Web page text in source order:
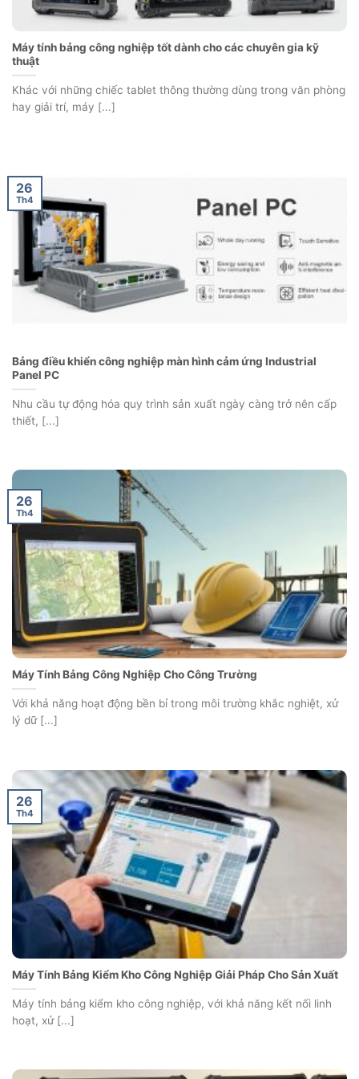
Máy tính bảng công nghiệp tốt dành cho các chuyên gia kỹ
thuật
Khác với những chiếc tablet thông thường dùng trong văn phòng
hay giải trí, máy [...]
Bảng điều khiển công nghiệp màn hình cảm ứng Industrial
Panel PC
Nhu cầu tự động hóa quy trình sản xuất ngày càng trở nên cấp
thiết, [...]
26
Th4
Máy Tính Bảng Công Nghiệp Cho Công Trường
Với khả năng hoạt động bền bỉ trong môi trường khắc nghiệt, xử
lý dữ [...]
26
Th4
Máy Tính Bảng Kiểm Kho Công Nghiệp Giải Pháp Cho Sản Xuất
Máy tính bảng kiểm kho công nghiệp, với khả năng kết nối linh
hoạt, xử [...]
26
Th4